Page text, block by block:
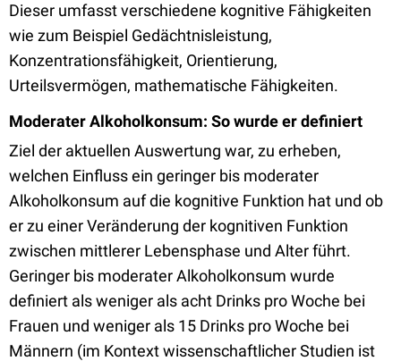
Dieser umfasst verschiedene kognitive Fähigkeiten
wie zum Beispiel Gedächtnisleistung,
Konzentrationsfähigkeit, Orientierung,
Urteilsvermögen, mathematische Fähigkeiten.
Moderater Alkoholkonsum: So wurde er definiert
Ziel der aktuellen Auswertung war, zu erheben,
welchen Einfluss ein geringer bis moderater
Alkoholkonsum auf die kognitive Funktion hat und ob
er zu einer Veränderung der kognitiven Funktion
zwischen mittlerer Lebensphase und Alter führt.
Geringer bis moderater Alkoholkonsum wurde
definiert als weniger als acht Drinks pro Woche bei
Frauen und weniger als 15 Drinks pro Woche bei
Männern (im Kontext wissenschaftlicher Studien ist